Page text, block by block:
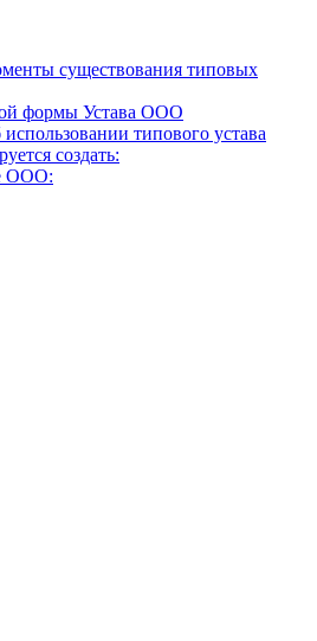
существования типовых
формы Устава ООО
типового устава
создать:
ООО: